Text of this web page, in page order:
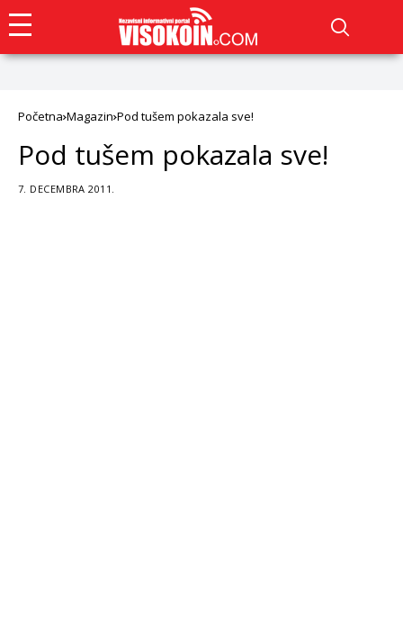
Početna Magazin Pod tušem pokazala sve!
Pod tušem pokazala sve!
7. DECEMBRA 2011.